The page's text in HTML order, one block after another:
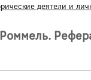
деятели и